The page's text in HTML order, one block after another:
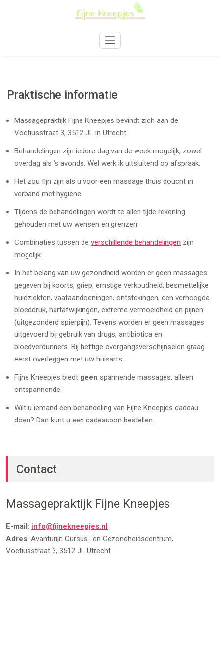
Praktische informatie
Massagepraktijk Fijne Kneepjes bevindt zich aan de
Voetiusstraat 3, 3512 JL in Utrecht.
Behandelingen zijn iedere dag van de week mogelijk, zowel
overdag als ’s avonds. Wel werk ik uitsluitend op afspraak.
Het zou fijn zijn als u voor een massage thuis doucht in
verband met hygiëne.
Tijdens de behandelingen wordt te allen tijde rekening
gehouden met uw wensen en grenzen.
Combinaties tussen de verschillende behandelingen zijn
mogelijk.
In het belang van uw gezondheid worden er geen massages
gegeven bij koorts, griep, ernstige verkoudheid, besmettelijke
huidziekten, vaataandoeningen, ontstekingen, een verhoogde
bloeddruk, hartafwijkingen, extreme vermoeidheid en pijnen
(uitgezonderd spierpijn). Tevens worden er geen massages
uitgevoerd bij gebruik van drugs, antibiotica en
bloedverdunners. Bij heftige overgangsverschijnselen graag
eerst overleggen met uw huisarts.
Fijne Kneepjes biedt geen spannende massages, alleen
ontspannende.
Wilt u iemand een behandeling van Fijne Kneepjes cadeau
doen? Dan kunt u een cadeaubon bestellen.
Contact
Massagepraktijk Fijne Kneepjes
E-mail: info@fijnekneepjes.nl
Adres: Avanturijn Cursus- en Gezondheidscentrum,
Voetiusstraat 3, 3512 JL Utrecht